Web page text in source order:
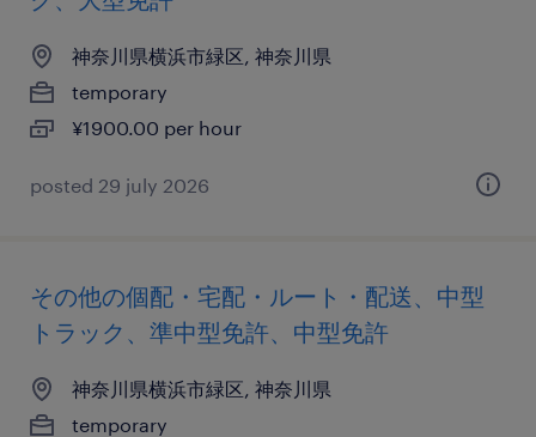
神奈川県横浜市緑区, 神奈川県
temporary
¥1900.00 per hour
posted 29 july 2026
その他の個配・宅配・ルート・配送、中型
トラック、準中型免許、中型免許
神奈川県横浜市緑区, 神奈川県
temporary